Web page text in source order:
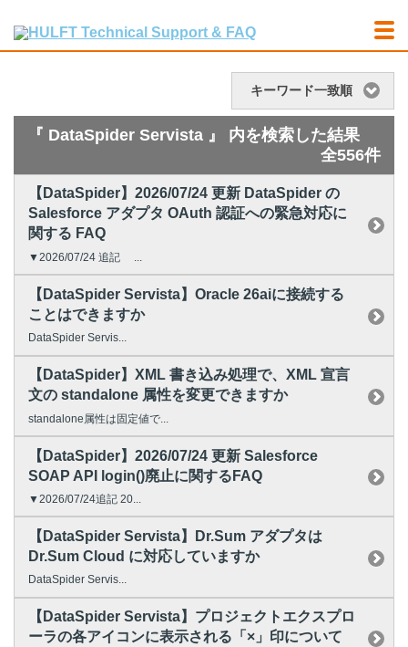
キーワード一致順
『 DataSpider Servista 』 内を検索した結果
全556件
【DataSpider】2026/07/24 更新 DataSpider の
Salesforce アダプタ OAuth 認証への緊急対応に
関する FAQ
▼2026/07/24 追記 ...
【DataSpider Servista】Oracle 26aiに接続する
ことはできますか
DataSpider Servis...
【DataSpider】XML 書き込み処理で、XML 宣言
文の standalone 属性を変更できますか
standalone属性は固定値で...
【DataSpider】2026/07/24 更新 Salesforce
SOAP API login()廃止に関するFAQ
▼2026/07/24追記 20...
【DataSpider Servista】Dr.Sum アダプタは
Dr.Sum Cloud に対応していますか
DataSpider Servis...
【DataSpider Servista】プロジェクトエクスプロ
ーラの各アイコンに表示される「×」印について